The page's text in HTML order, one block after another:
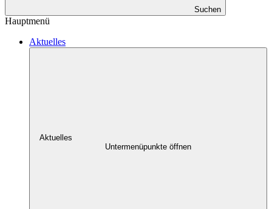
Suchen
Hauptmenü
Aktuelles
Aktuelles
Untermenüpunkte öffnen